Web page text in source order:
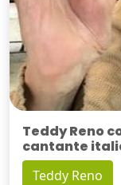
Teddy Reno
cantante
Teddy Reno